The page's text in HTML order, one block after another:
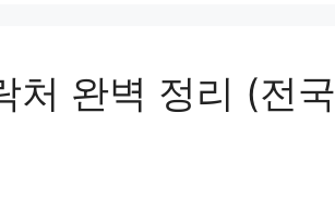
처 완벽 정리 (전국